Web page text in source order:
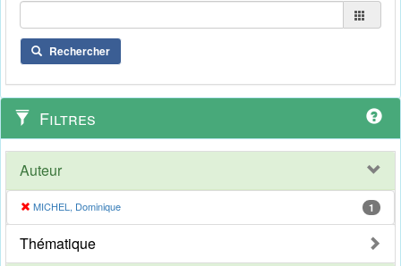
Rechercher
Filtres
Auteur
MICHEL, Dominique 1
Thématique